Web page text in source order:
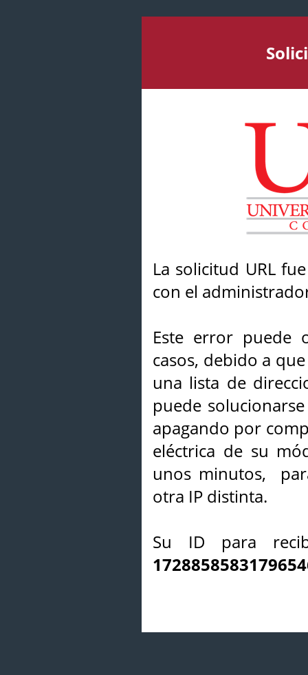
La solicitud URL
con el
Este error puede
casos, debido a
una lista de
puede
apagando por
eléctrica de su
unos minutos,
otra IP distinta.
Su ID para